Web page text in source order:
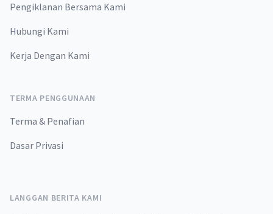
Pengiklanan Bersama Kami
Hubungi Kami
Kerja Dengan Kami
TERMA PENGGUNAAN
Terma & Penafian
Dasar Privasi
LANGGAN BERITA KAMI